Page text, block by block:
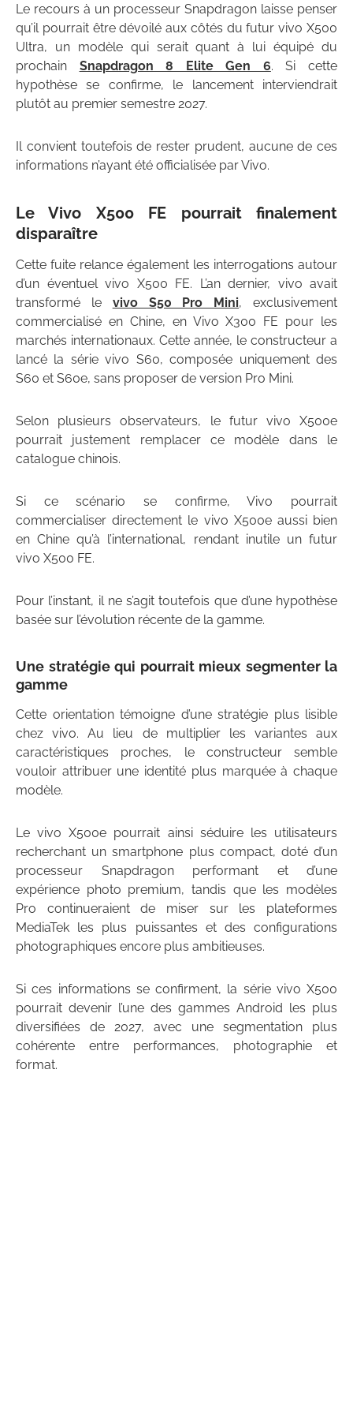
Le recours à un processeur Snapdragon laisse penser
qu’il pourrait être dévoilé aux côtés du futur vivo X500
Ultra, un modèle qui serait quant à lui équipé du
prochain Snapdragon 8 Elite Gen 6. Si cette
hypothèse se confirme, le lancement interviendrait
plutôt au premier semestre 2027.
Il convient toutefois de rester prudent, aucune de ces
informations n’ayant été officialisée par Vivo.
Le Vivo X500 FE pourrait finalement
disparaître
Cette fuite relance également les interrogations autour
d’un éventuel vivo X500 FE. L’an dernier, vivo avait
transformé le vivo S50 Pro Mini, exclusivement
commercialisé en Chine, en Vivo X300 FE pour les
marchés internationaux. Cette année, le constructeur a
lancé la série vivo S60, composée uniquement des
S60 et S60e, sans proposer de version Pro Mini.
Selon plusieurs observateurs, le futur vivo X500e
pourrait justement remplacer ce modèle dans le
catalogue chinois.
Si ce scénario se confirme, Vivo pourrait
commercialiser directement le vivo X500e aussi bien
en Chine qu’à l’international, rendant inutile un futur
vivo X500 FE.
Pour l’instant, il ne s’agit toutefois que d’une hypothèse
basée sur l’évolution récente de la gamme.
Une stratégie qui pourrait mieux segmenter la
gamme
Cette orientation témoigne d’une stratégie plus lisible
chez vivo. Au lieu de multiplier les variantes aux
caractéristiques proches, le constructeur semble
vouloir attribuer une identité plus marquée à chaque
modèle.
Le vivo X500e pourrait ainsi séduire les utilisateurs
recherchant un smartphone plus compact, doté d’un
processeur Snapdragon performant et d’une
expérience photo premium, tandis que les modèles
Pro continueraient de miser sur les plateformes
MediaTek les plus puissantes et des configurations
photographiques encore plus ambitieuses.
Si ces informations se confirment, la série vivo X500
pourrait devenir l’une des gammes Android les plus
diversifiées de 2027, avec une segmentation plus
cohérente entre performances, photographie et
format.